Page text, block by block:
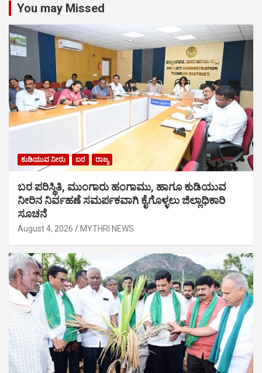
You may Missed
ಕುಡಿಯುವ ನೀರು ಬರ ರಾಜ್ಯ
ಬರ ಪರಿಸ್ಥಿತಿ, ಮುಂಗಾರು ಹಂಗಾಮು, ಹಾಗೂ ಕುಡಿಯುವ
ನೀರಿನ ನಿರ್ವಹಣೆ ಸಮರ್ಪಕವಾಗಿ ಕೈಗೊಳ್ಳಲು ಜಿಲ್ಲಾಧಿಕಾರಿ
ಸೂಚನೆ
August 4, 2026 MYTHRI NEWS